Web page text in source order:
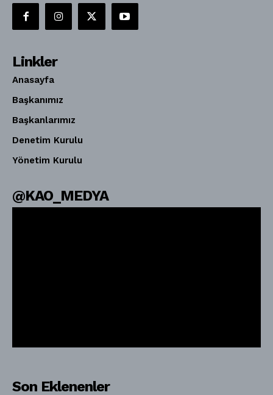
Linkler
Anasayfa
Başkanımız
Başkanlarımız
Denetim Kurulu
Yönetim Kurulu
@KAO_MEDYA
Son Eklenenler